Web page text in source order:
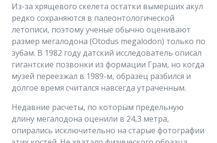
Из-за хрящевого скелета остатки вымерших акул
редко сохраняются в палеонтологической
летописи, поэтому ученые обычно оценивают
размер мегалодона (Otodus megalodon) только по
зубам. В 1982 году датский исследователь описал
гигантские позвонки из формации Грам, но когда
музей переезжал в 1989-м, образец разбился и
долгое время считался навсегда утраченным.
Недавние расчеты, по которым предельную
длину мегалодона оценили в 24,3 метра,
опирались исключительно на старые фотографии